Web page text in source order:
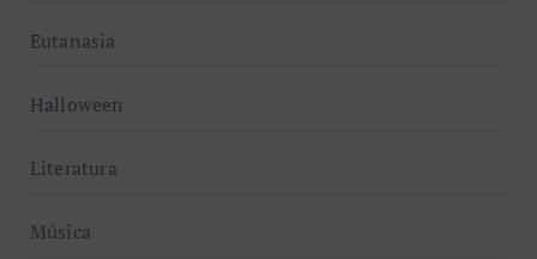
Eutanasia
Halloween
Literatura
Música